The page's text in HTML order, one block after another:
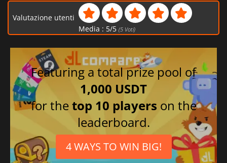
Valutazione utenti
Media : 5/5 (5Voti)
Featuring a total prize pool of
1,000 USDT
for thetop 10 players on the
leaderboard.
4 WAYS TO WIN BIG!